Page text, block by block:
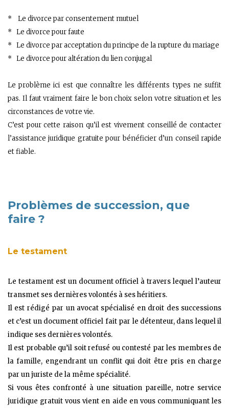
* Le divorce par consentement mutuel
* Le divorce pour faute
* Le divorce par acceptation du principe de la rupture du mariage
* Le divorce pour altération du lien conjugal
Le problème ici est que connaître les différents types ne suffit
pas. Il faut vraiment faire le bon choix selon votre situation et les
circonstances de votre vie.
C’est pour cette raison qu’il est vivement conseillé de contacter
l’assistance juridique gratuite pour bénéficier d’un conseil rapide
et fiable.
Problèmes de succession, que
faire ?
Le testament
Le testament est un document officiel à travers lequel l’auteur
transmet ses dernières volontés à ses héritiers.
Il est rédigé par un avocat spécialisé en droit des successions
et c’est un document officiel fait par le détenteur, dans lequel il
indique ses dernières volontés.
Il est probable qu’il soit refusé ou contesté par les membres de
la famille, engendrant un conflit qui doit être pris en charge
par un juriste de la même spécialité.
Si vous êtes confronté à une situation pareille, notre service
juridique gratuit vous vient en aide en vous communiquant les